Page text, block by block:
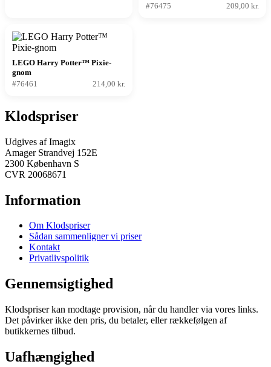
#76475
209,00 kr.
LEGO Harry Potter™ Pixie-
gnom
#76461
214,00 kr.
Klodspriser
Udgives af Imagix
Amager Strandvej 152E
2300 København S
CVR 20068671
Information
Om Klodspriser
Sådan sammenligner vi priser
Kontakt
Privatlivspolitik
Gennemsigtighed
Klodspriser kan modtage provision, når du handler via vores links.
Det påvirker ikke den pris, du betaler, eller rækkefølgen af
butikkernes tilbud.
Uafhængighed